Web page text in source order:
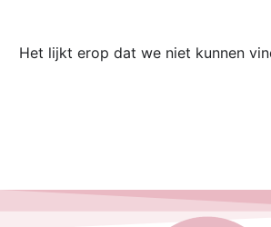
Het lijkt erop dat we niet kunnen